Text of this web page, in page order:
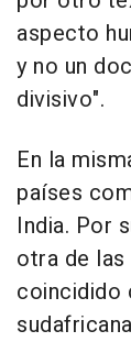
aspecto
y no un
divisivo".
En la
países
India. Por
otra de
coincidido